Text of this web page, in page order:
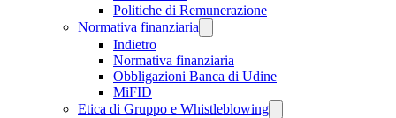
Politiche di Remunerazione
Normativa finanziaria
Indietro
Normativa finanziaria
Obbligazioni Banca di Udine
MiFID
Etica di Gruppo e Whistleblowing